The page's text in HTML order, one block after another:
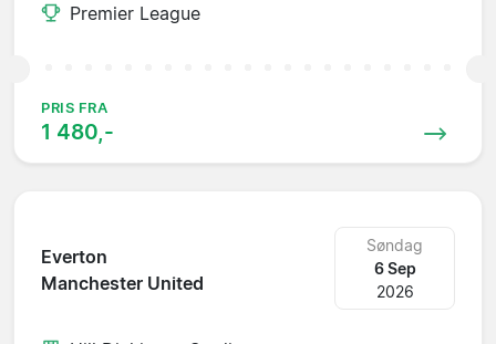
Premier League
PRIS FRA
1 480,-
Everton
Manchester United
Søndag
6 Sep
2026